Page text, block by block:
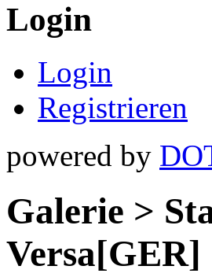
Login
Login
Registrieren
powered by
Galerie >
Versa[GER]